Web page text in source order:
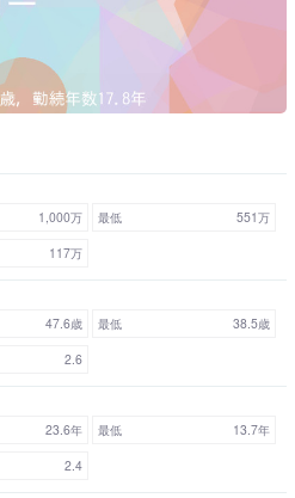
1,000万 最低
551万
117万
47.6歳 最低
38.5歳
2.6
23.6年 最低
13.7年
2.4